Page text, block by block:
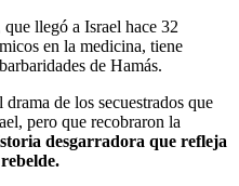
llegó a Israel hace 32
en la medicina, tiene
de Hamás.
de los secuestrados que
pero que recobraron la
desgarradora que refleja